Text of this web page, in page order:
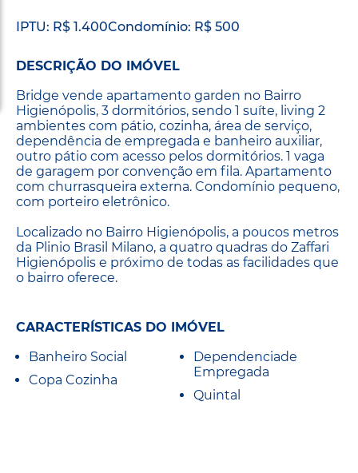
IPTU: R$ 1.400Condomínio: R$ 500
DESCRIÇÃO DO IMÓVEL
Bridge vende apartamento garden no Bairro
Higienópolis, 3 dormitórios, sendo 1 suíte, living 2
ambientes com pátio, cozinha, área de serviço,
dependência de empregada e banheiro auxiliar,
outro pátio com acesso pelos dormitórios. 1 vaga
de garagem por convenção em fila. Apartamento
com churrasqueira externa. Condomínio pequeno,
com porteiro eletrônico.
Localizado no Bairro Higienópolis, a poucos metros
da Plinio Brasil Milano, a quatro quadras do Zaffari
Higienópolis e próximo de todas as facilidades que
o bairro oferece.
CARACTERÍSTICAS DO IMÓVEL
Banheiro Social
Copa Cozinha
Dependenciade
Empregada
Quintal